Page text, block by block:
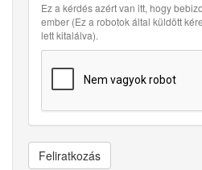
Ez a kérdés azért van itt, hogy
ember (Ez a robotok által küldött
lett kitalálva).
Feliratkozás